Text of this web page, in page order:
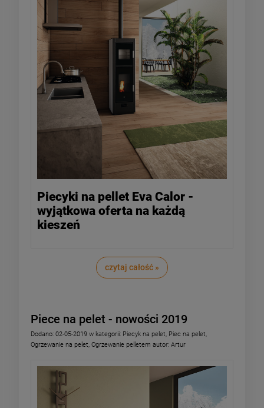
Piecyki na pellet Eva Calor -
wyjątkowa oferta na każdą
kieszeń
czytaj całość »
Piece na pelet - nowości 2019
Dodano: 02-05-2019 w kategorii: Piecyk na pelet, Piec na pelet,
Ogrzewanie na pelet, Ogrzewanie pelletem autor: Artur